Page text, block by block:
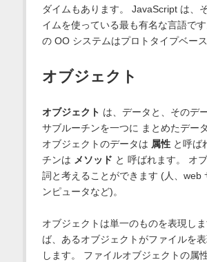
ダイムもあります。 JavaScript は、
イムを使っている最も有名な言語で
の OO システムはプロトタイプベース
オブジェクト
オブジェクト は、データと、そのデ
サブルーチンを一つに まとめたデー
オブジェクトのデータは 属性と呼ば
チンは メソッド と 呼ばれます。 オ
詞と考えることができます (人、web
ンピュータなど)。
オブジェクトは単一のものを表現し
ば、あるオブジェクトがファイルを
します。 ファイルオブジェクトの属